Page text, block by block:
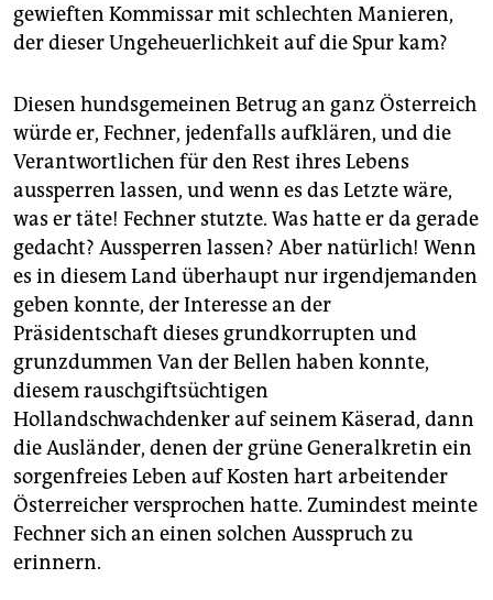
gewieften Kommissar mit schlechten Manieren,
der dieser Ungeheuerlichkeit auf die Spur kam?
Diesen hundsgemeinen Betrug an ganz Österreich
würde er, Fechner, jedenfalls aufklären, und die
Verantwortlichen für den Rest ihres Lebens
aussperren lassen, und wenn es das Letzte wäre,
was er täte! Fechner stutzte. Was hatte er da gerade
gedacht? Aussperren lassen? Aber natürlich! Wenn
es in diesem Land überhaupt nur irgendjemanden
geben konnte, der Interesse an der
Präsidentschaft dieses grundkorrupten und
grunzdummen Van der Bellen haben konnte,
diesem rauschgiftsüchtigen
Hollandschwachdenker auf seinem Käserad, dann
die Ausländer, denen der grüne Generalkretin ein
sorgenfreies Leben auf Kosten hart arbeitender
Österreicher versprochen hatte. Zumindest meinte
Fechner sich an einen solchen Ausspruch zu
erinnern.